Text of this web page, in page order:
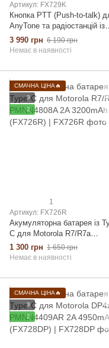
Артикул: FX729K
Кнопка PTT (Push-to-talk)
AnyTone та радіостанцій із
роз'ємом 2-pin Kenwood |
FoxRadio XP-K (FX729K)
3 990 грн 6 190 грн
Немає в наявності
СМАЧНА ЦІНА🔥
3
2
1
Артикул: FX726R
Акумуляторна батарея із
C для Motorola R7/R7a
PMNN4808A 2A 3200mAh
(FX726R)
1 300 грн 1 650 грн
Немає в наявності
СМАЧНА ЦІНА🔥
3
2